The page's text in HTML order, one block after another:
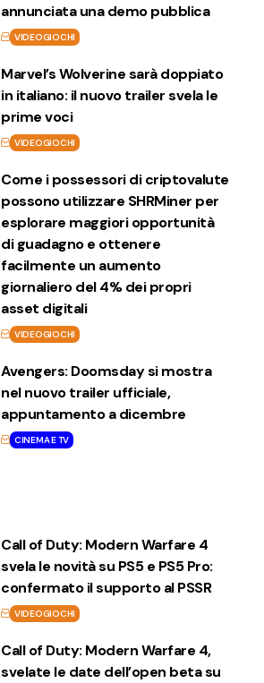
annunciata una demo pubblica
VIDEOGIOCHI
Marvel’s Wolverine sarà doppiato
in italiano: il nuovo trailer svela le
prime voci
VIDEOGIOCHI
Come i possessori di criptovalute
possono utilizzare SHRMiner per
esplorare maggiori opportunità
di guadagno e ottenere
facilmente un aumento
giornaliero del 4% dei propri
asset digitali
VIDEOGIOCHI
Avengers: Doomsday si mostra
nel nuovo trailer ufficiale,
appuntamento a dicembre
CINEMA E TV
Call of Duty: Modern Warfare 4
svela le novità su PS5 e PS5 Pro:
confermato il supporto al PSSR
VIDEOGIOCHI
Call of Duty: Modern Warfare 4,
svelate le date dell’open beta su